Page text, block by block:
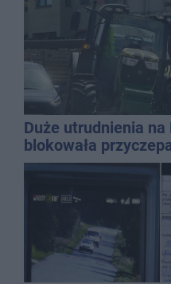
Duże utrudnienia
blokowała